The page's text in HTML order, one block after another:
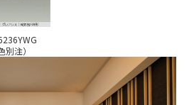
別注）